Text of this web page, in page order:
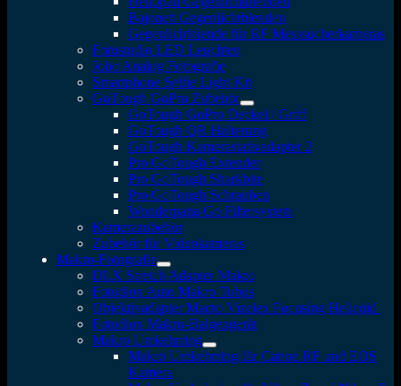
Bajonett Gegenlichtblenden
Gegenlichtblende für RF Messsucherkameras
Fotostudio LED Leuchten
Jobo Analog Fotografie
Smartphone Selfie Light Kit
GoTough GoPro Zubehör
GoTough GoPro Deckel / Griff
GoTough QR Halterung
GoTough Kamerastativadapter 2
Pro GoTough Extender
Pro GoTough Sharkbite
Pro GoTough Schrauben
Wonderpana Go Filtersystem
Kamerazubehör
Zubehör für Videokameras
Makro-Fotografie
DLX Stretch Adapter Makro
Fotodiox Auto Makro Tubus
Objektivadapter Macro Vizelex Focusing Helicoid
Fotodiox Makro-Balgengerät
Makro Umkehrring
Makro Umkehrring für Canon RF und EOS
Kamera